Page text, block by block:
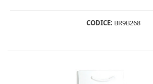
CODICE: BR9B268